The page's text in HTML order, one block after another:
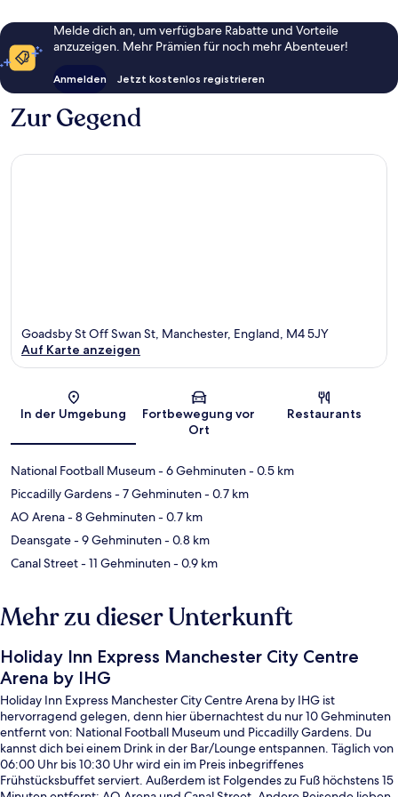
Melde dich an, um verfügbare Rabatte und Vorteile
anzuzeigen. Mehr Prämien für noch mehr Abenteuer!
Anmelden Jetzt kostenlos registrieren
Zur Gegend
Karte
Goadsby St Off Swan St, Manchester, England, M4 5JY
Auf Karte anzeigen
In der Umgebung
Fortbewegung vor
Ort
Restaurants
National Football Museum- 6 Gehminuten- 0.5 km
Piccadilly Gardens- 7 Gehminuten- 0.7 km
AO Arena- 8 Gehminuten- 0.7 km
Deansgate- 9 Gehminuten- 0.8 km
Canal Street- 11 Gehminuten- 0.9 km
Mehr zu dieser Unterkunft
Holiday Inn Express Manchester City Centre
Arena by IHG
Holiday Inn Express Manchester City Centre Arena by IHG ist
hervorragend gelegen, denn hier übernachtest du nur 10 Gehminuten
entfernt von: National Football Museum und Piccadilly Gardens. Du
kannst dich bei einem Drink in der Bar/Lounge entspannen. Täglich von
06:00 Uhr bis 10:30 Uhr wird ein im Preis inbegriffenes
Frühstücksbuffet serviert. Außerdem ist Folgendes zu Fuß höchstens 15